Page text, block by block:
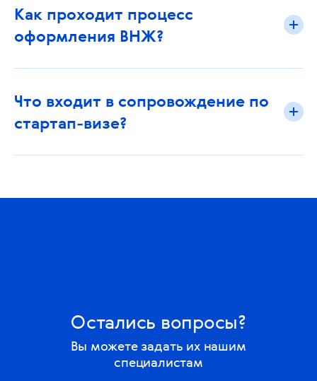
Как проходит процесс
оформления ВНЖ?
Что входит в сопровождение по
стартап-визе?
Вы можете задать их нашим
специалистам
Остались вопросы?